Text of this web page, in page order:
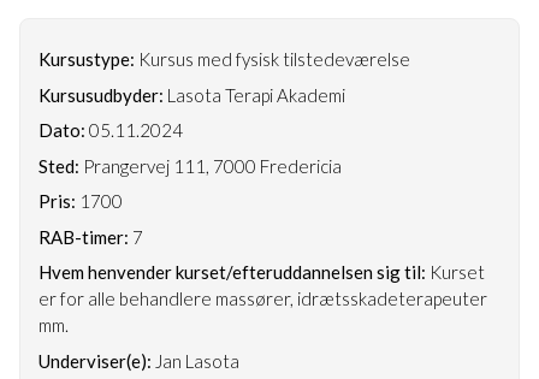
Kursustype: Kursus med fysisk tilstedeværelse
Kursusudbyder: Lasota Terapi Akademi
Dato: 05.11.2024
Sted: Prangervej 111, 7000 Fredericia
Pris: 1700
RAB-timer: 7
Hvem henvender kurset/efteruddannelsen sig til: Kurset
er for alle behandlere massører, idrætsskadeterapeuter
mm.
Underviser(e): Jan Lasota